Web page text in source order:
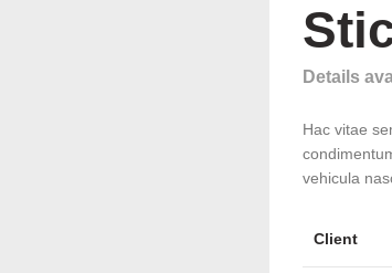
Details
Hac vitae
vehicula
Client